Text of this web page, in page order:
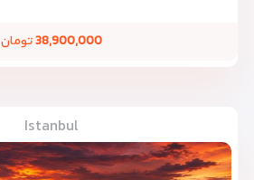
38,900,000تومان
Istanbul